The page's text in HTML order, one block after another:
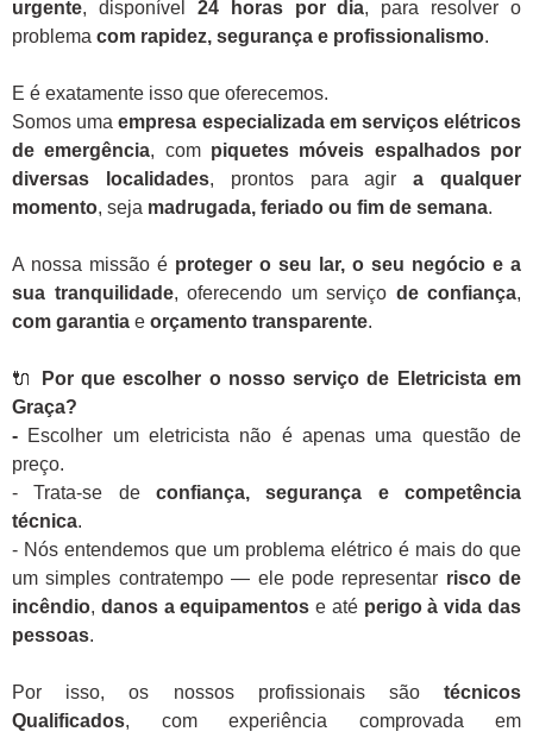
urgente, disponível 24 horas por dia, para resolver o
problema com rapidez, segurança e profissionalismo.
E é exatamente isso que oferecemos.
Somos umaempresa especializada em serviços elétricos
de emergência, com piquetes móveis espalhados por
diversas localidades, prontos para agira qualquer
momento, seja madrugada, feriado ou fim de semana.
A nossa missão é proteger o seu lar, o seu negócio e a
sua tranquilidade, oferecendo um serviço de confiança,
com garantia e orçamento transparente.
🔌
Por que escolher o nosso serviço de Eletricista em
Graça?
- Escolher um eletricista não é apenas uma questão de
preço.
- Trata-se de confiança, segurança e competência
técnica.
- Nós entendemos que um problema elétrico é mais do que
um simples contratempo — ele pode representar risco de
incêndio, danos a equipamentos e até perigo à vida das
pessoas.
Por isso, os nossos profissionais são técnicos
Qualificados, com experiência comprovada em